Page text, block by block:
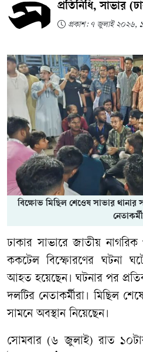
প্রতিনিধি, সাভার
প্রকাশ: ৭ জুলাই ২০২৬,
বিক্ষোভ মিছিল শেওেষ সাভার থানার
ঢাকার সাভারে জাতীয় নাগরিক
ককটেল বিস্ফোরণের ঘটনা
আহত হয়েছেন। ঘটনার পর
দলটির নেতাকর্মীরা। মিছিল
সামনে অবস্থান নিয়েছেন।
সোমবার (৬ জুলাই) রাত ১০টার